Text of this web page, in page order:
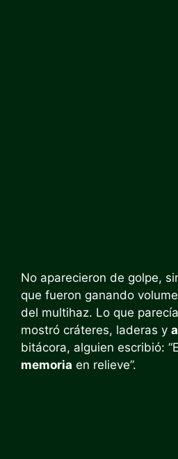
No aparecieron de golpe,
que fueron ganando
del multihaz. Lo que
mostró cráteres, laderas y
bitácora, alguien escribió:
memoria en relieve”.